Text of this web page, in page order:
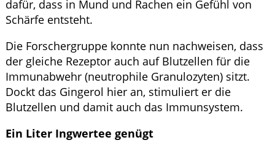
dafür, dass in Mund und Rachen ein Gefühl von
Schärfe entsteht.
Die Forschergruppe konnte nun nachweisen, dass
der gleiche Rezeptor auch auf Blutzellen für die
Immunabwehr (neutrophile Granulozyten) sitzt.
Dockt das Gingerol hier an, stimuliert er die
Blutzellen und damit auch das Immunsystem.
Ein Liter Ingwertee genügt